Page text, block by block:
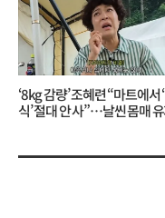
‘8kg 감량’ 조혜련 “마트에서
식’ 절대 안 사”…날씬 몸매